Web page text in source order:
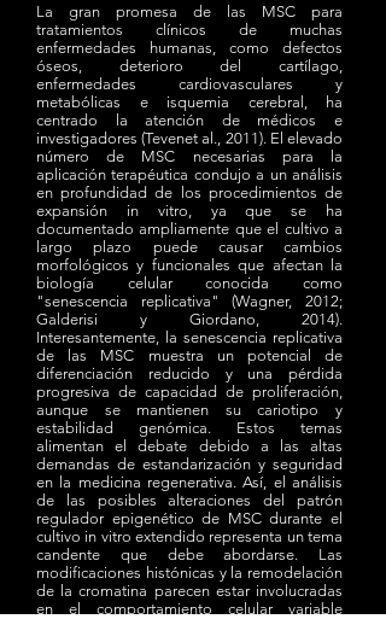
La gran promesa de las MSC para
tratamientos clínicos de muchas
enfermedades humanas, como defectos
óseos, deterioro del cartílago,
enfermedades cardiovasculares y
metabólicas e isquemia cerebral, ha
centrado la atención de médicos e
investigadores (Tevenet al., 2011). El elevado
número de MSC necesarias para la
aplicación terapéutica condujo a un análisis
en profundidad de los procedimientos de
expansión in vitro, ya que se ha
documentado ampliamente que el cultivo a
largo plazo puede causar cambios
morfológicos y funcionales que afectan la
biología celular conocida como
"senescencia replicativa" (Wagner, 2012;
Galderisi y Giordano, 2014).
Interesantemente, la senescencia replicativa
de las MSC muestra un potencial de
diferenciación reducido y una pérdida
progresiva de capacidad de proliferación,
aunque se mantienen su cariotipo y
estabilidad genómica. Estos temas
alimentan el debate debido a las altas
demandas de estandarización y seguridad
en la medicina regenerativa. Así, el análisis
de las posibles alteraciones del patrón
regulador epigenético de MSC durante el
cultivo in vitro extendido representa un tema
candente que debe abordarse. Las
modificaciones histónicas y la remodelación
de la cromatina parecen estar involucradas
en el comportamiento celular variable